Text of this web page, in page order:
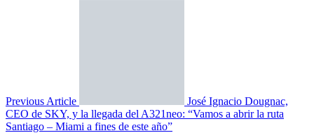
Previous Article
José Ignacio Dougnac,
CEO de SKY, y la llegada del A321neo: “Vamos a abrir la ruta
Santiago – Miami a fines de este año”